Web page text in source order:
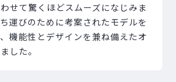
せて驚くほどスムーズになじみま
運びのために考案されたモデルを
機能性とデザインを兼ね備えたオ
した。